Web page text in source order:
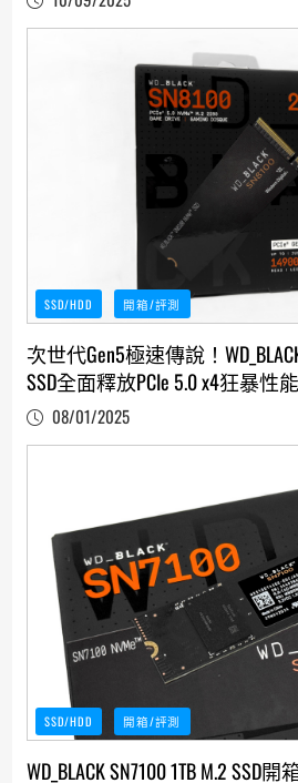
SSD/HDD 開箱/評測
次世代Gen5極速傳說！
SSD全面釋放PCIe 5.0 x4狂暴性能
08/01/2025
SSD/HDD 開箱/評測
WD_BLACK SN7100 1TB M.2